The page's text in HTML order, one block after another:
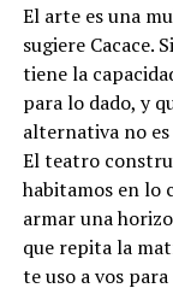
El arte es una
sugiere Cacace.
tiene la
para lo dado, y
alternativa no
El teatro
habitamos en lo
armar una
que repita la
te uso a vos